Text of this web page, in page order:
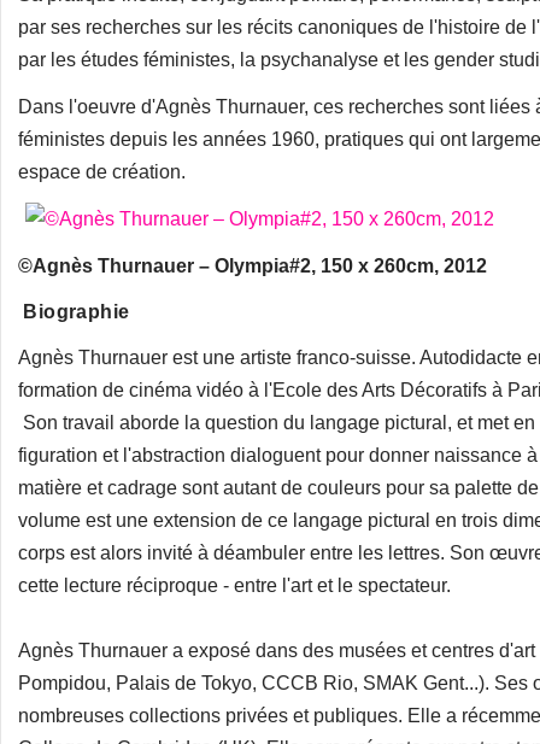
par ses recherches sur les récits canoniques de l'histoire
par les études féministes, la psychanalyse et les gender
Dans l'oeuvre d'Agnès Thurnauer, ces recherches sont
féministes depuis les années 1960, pratiques qui ont
espace de création.
©Agnès Thurnauer – Olympia#2, 150 x 260cm, 2012
Biographie
Agnès Thurnauer est une artiste franco-suisse. Autodidacte
formation de cinéma vidéo à l'Ecole des Arts Décoratifs à
Son travail aborde la question du langage pictural, et met
figuration et l'abstraction dialoguent pour donner naissance
matière et cadrage sont autant de couleurs pour sa palette
volume est une extension de ce langage pictural en trois
corps est alors invité à déambuler entre les lettres. Son
cette lecture réciproque - entre l'art et le spectateur.
Agnès Thurnauer a exposé dans des musées et centres
Pompidou, Palais de Tokyo, CCCB Rio, SMAK Gent...).
nombreuses collections privées et publiques. Elle a